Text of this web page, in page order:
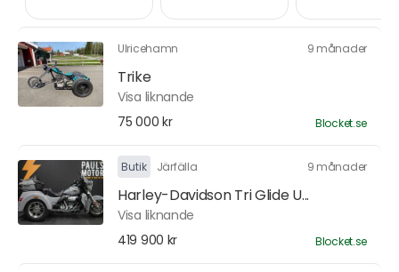
Ulricehamn 9 månader
Trike
Visa liknande
75 000 kr
Blocket.se
Butik Järfälla 9 månader
Harley-Davidson Tri Glide U...
Visa liknande
419 900 kr
Blocket.se